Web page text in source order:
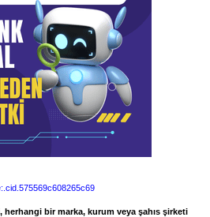
bir marka, kurum veya şahıs şirketi